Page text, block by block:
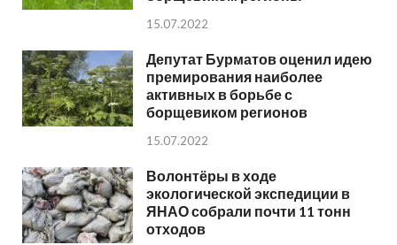
15.07.2022
Депутат Бурматов оценил идею
премирования наиболее
активных в борьбе с
борщевиком регионов
15.07.2022
Волонтёры в ходе
экологической экспедиции в
ЯНАО собрали почти 11 тонн
отходов